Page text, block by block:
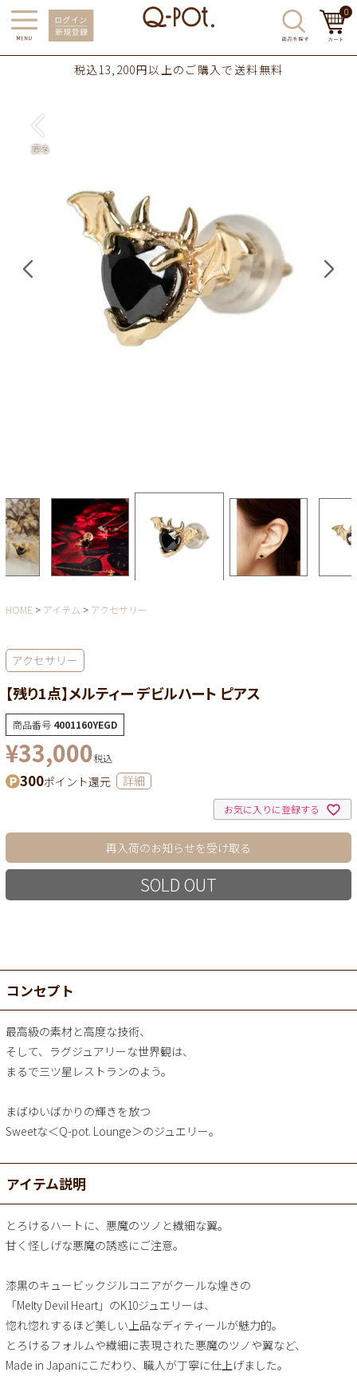
0
税込13,200円以上のご購入で送料無料
HOME アイテム アクセサリー
アクセサリー
【残り1点】メルティー デビルハート ピアス
商品番号 4001160YEGD
¥33,000税込
300ポイント還元 詳細
お気に入りに登録する
再入荷のお知らせを受け取る
SOLD OUT
コンセプト
最高級の素材と高度な技術、
そして、ラグジュアリーな世界観は、
まるで三ツ星レストランのよう。
まばゆいばかりの輝きを放つ
Sweetな＜Q-pot. Lounge＞のジュエリー。
アイテム説明
とろけるハートに、悪魔のツノと繊細な翼。
甘く怪しげな悪魔の誘惑にご注意。
漆黒のキュービックジルコニアがクールな煌きの
「Melty Devil Heart」のK10ジュエリーは、
惚れ惚れするほど美しい上品なディティールが魅力的。
とろけるフォルムや繊細に表現された悪魔のツノや翼など、
Made in Japanにこだわり、職人が丁寧に仕上げました。